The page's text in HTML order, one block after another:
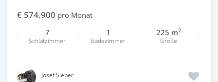
€ 574.900 pro Monat
7
Schlafzimmer
1
Badezimmer
225 m2
Größe
Josef Sieber